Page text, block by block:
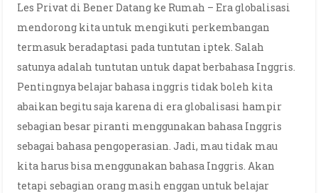
Les Privat di Bener Datang ke Rumah – Era globalisasi
mendorong kita untuk mengikuti perkembangan
termasuk beradaptasi pada tuntutan iptek. Salah
satunya adalah tuntutan untuk dapat berbahasa Inggris.
Pentingnya belajar bahasa inggris tidak boleh kita
abaikan begitu saja karena di era globalisasi hampir
sebagian besar piranti menggunakan bahasa Inggris
sebagai bahasa pengoperasian. Jadi, mau tidak mau
kita harus bisa menggunakan bahasa Inggris. Akan
tetapi sebagian orang masih enggan untuk belajar